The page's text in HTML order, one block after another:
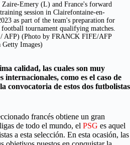
Zaire-Emery (L) and France's forward
session in Clairefontaine-en-
as part of the team's preparation for
tournament qualifying matches.
AFP) (Photo by FRANCK FIFE/AFP
Getty Images)
calidad, las cuales son muy
internacionales, como es el caso de
convocatoria de estos dos futbolistas
francés obtiene un gran
de todo el mundo, el PSG es aquel
a esta selección. En esta ocasión, las